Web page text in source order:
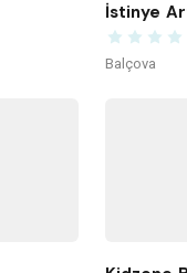
İstinye
Balçova